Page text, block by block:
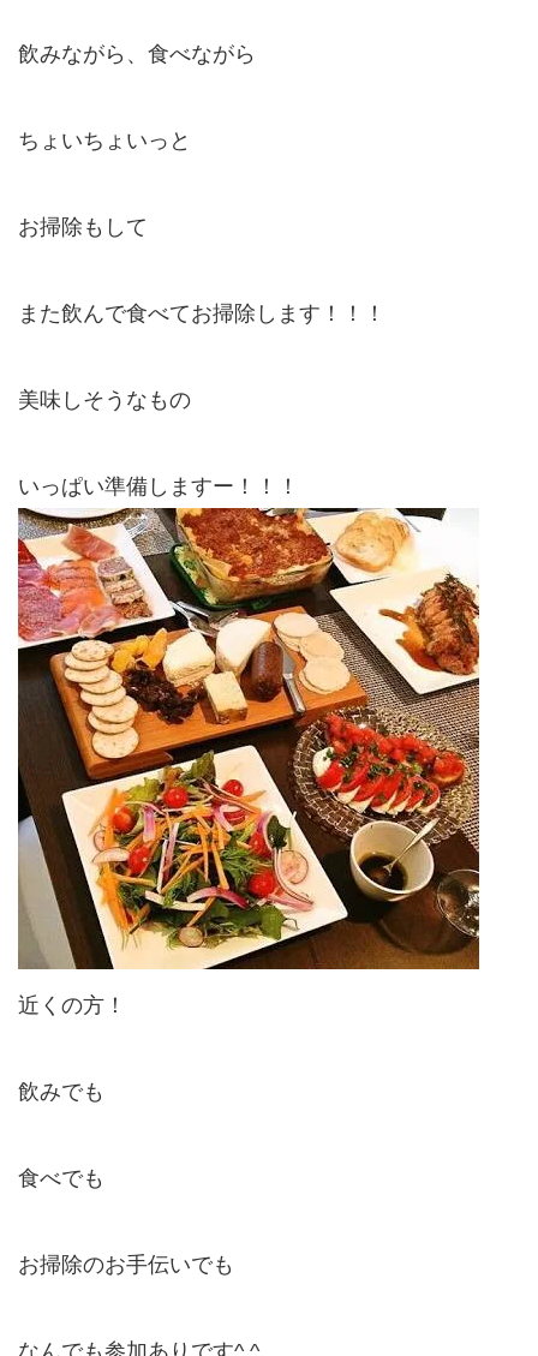
飲みながら、食べながら
ちょいちょいっと
お掃除もして
また飲んで食べてお掃除します！！！
美味しそうなもの
いっぱい準備しますー！！！
近くの方！
飲みでも
食べでも
お掃除のお手伝いでも